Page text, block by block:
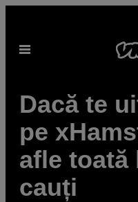
content
Open
Dacă te
pe
afle toată
cauți